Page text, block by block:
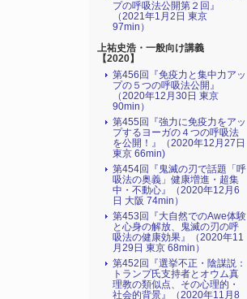
プの呼吸法公開第２回』
（2021年1月2日 東京
97min）
上祐史浩・一般向け講義
【2020】
第456回『免疫力と集中力アッ
プの５つの呼吸法公開』
（2020年12月30日 東京
90min）
第455回『強力に免疫力をアッ
プするヨーガの４つの呼吸法
を公開！』（2020年12月27日
東京 66min)
第454回『鬼滅の刃で話題「呼
吸法の奥義」健康増進・超集
中・不動心』（2020年12月6
日 大阪 74min）
第453回『大自然でのAwe体験
と心身の解放、鬼滅の刃の呼
吸法の健康効果』（2020年11
月29日 東京 68min）
第452回『選挙不正・陰謀説：
トランプ氏支持者とオウム真
理教の類似点、その心理的・
社会的背景』（2020年11月8